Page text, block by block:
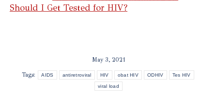
Should I Get Tested for HIV?
May 3, 2021
Tags: AIDS antiretroviral HIV obat HIV ODHIV Tes HIV
viral load